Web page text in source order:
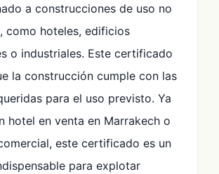
a construcciones de uso no
como hoteles, edificios
o industriales. Este certificado
la construcción cumple con las
para el uso previsto. Ya
hotel en venta en Marrakech o
este certificado es un
para explotar